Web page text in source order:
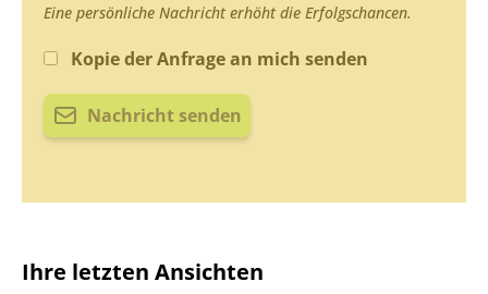
Eine persönliche Nachricht erhöht die Erfolgschancen.
Kopie der Anfrage an mich senden
Nachricht senden
Ihre letzten Ansichten